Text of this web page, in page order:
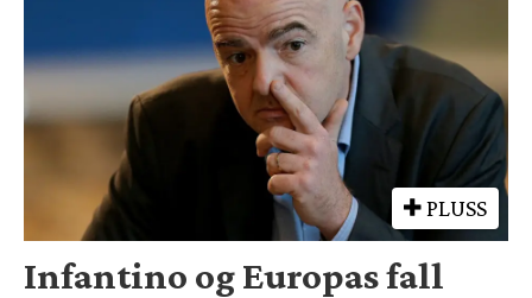
PLUSS
Infantino og Europas fall